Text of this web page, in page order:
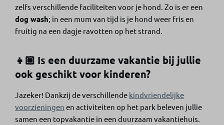
zelfs verschillende faciliteiten voor je hond. Zo is er een
dog wash; in een mum van tijd is je hond weer fris en
fruitig na een dagje ravotten op het strand.
👧🏼 Is een duurzame vakantie bij jullie
ook geschikt voor kinderen?
Jazeker! Dankzij de verschillende kindvriendelijke
voorzieningen enactiviteiten op het park beleven jullie
samen een topvakantie in een duurzaam vakantiehuis.